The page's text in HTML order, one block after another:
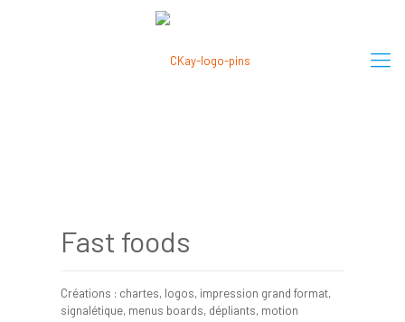
Fast foods
Créations : chartes, logos, impression grand format,
signalétique, menus boards, dépliants, motion